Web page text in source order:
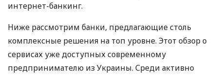
интернет-банкинг.
Ниже рассмотрим банки, предлагающие столь
комплексные решения на топ уровне. Этот обзор о
сервисах уже доступных современному
предпринимателю из Украины. Среди активно